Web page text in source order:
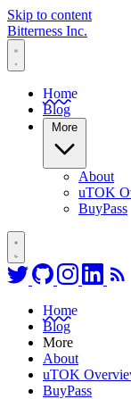
Skip to content
Bitterness Inc.
Home
Blog
About
uTOK
BuyPass
Follow on Twitter
Go to GitHub
Follow on
Home
Blog
More
About
uTOK
BuyPass